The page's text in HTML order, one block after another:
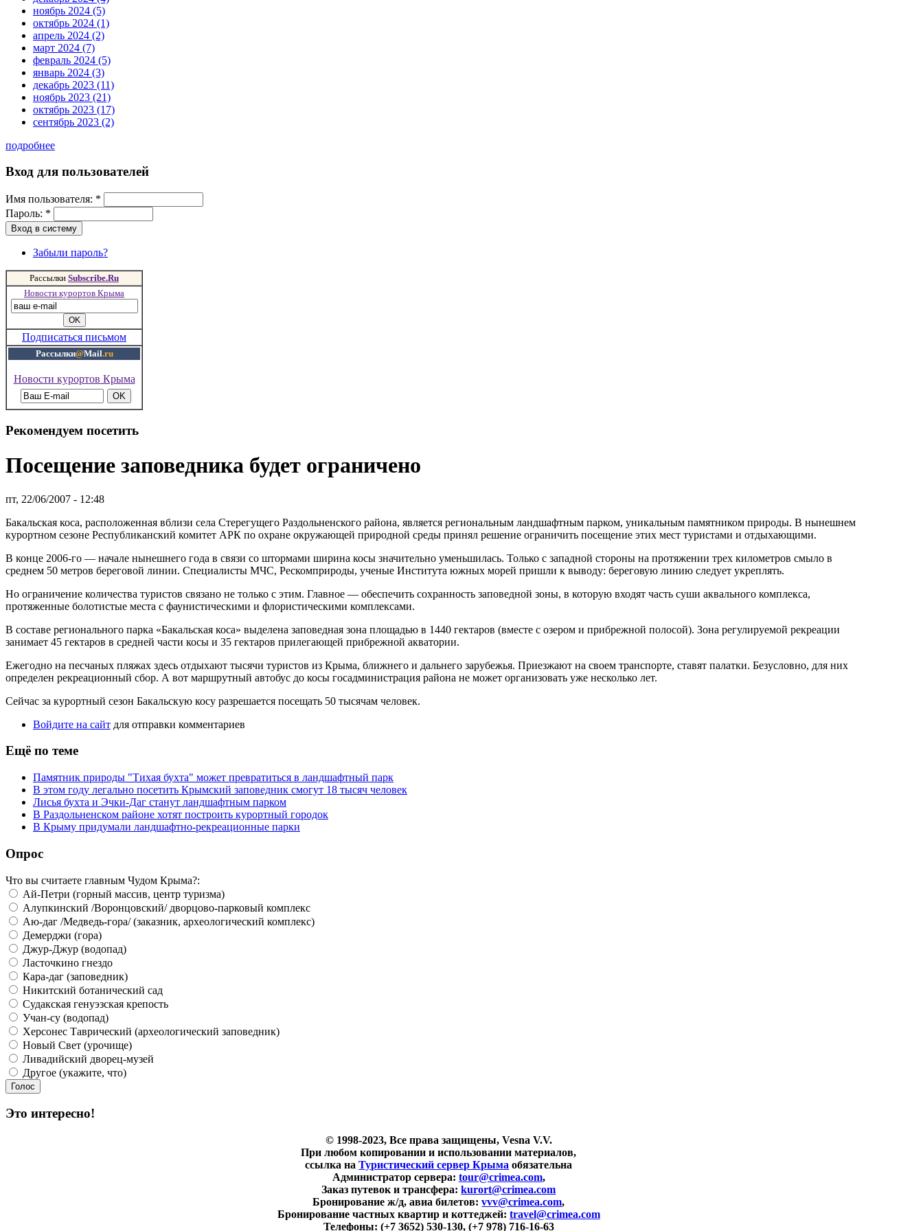
ноябрь 2024 (5)
октябрь 2024 (1)
апрель 2024 (2)
март 2024 (7)
февраль 2024 (5)
январь 2024 (3)
декабрь 2023 (11)
ноябрь 2023 (21)
октябрь 2023 (17)
сентябрь 2023 (2)
подробнее
Вход для пользователей
Имя пользователя: *
Пароль: *
Забыли пароль?
Рассылки Subscribe.Ru
Новости курортов Крыма
Подписаться письмом
Рассылки@Mail.ru
Новости курортов Крыма
Рекомендуем посетить
Посещение заповедника будет ограничено
пт, 22/06/2007 - 12:48
Бакальская коса, расположенная вблизи села Стерегущего Раздольненского района, является региональным ландшафтным парком, уникальным памятником природы. В нынешнем
курортном сезоне Республиканский комитет АРК по охране окружающей природной среды принял решение ограничить посещение этих мест туристами и отдыхающими.
В конце 2006-го — начале нынешнего года в связи со штормами ширина косы значительно уменьшилась. Только с западной стороны на протяжении трех километров смыло в
среднем 50 метров береговой линии. Специалисты МЧС, Рескомприроды, ученые Института южных морей пришли к выводу: береговую линию следует укреплять.
Но ограничение количества туристов связано не только с этим. Главное — обеспечить сохранность заповедной зоны, в которую входят часть суши аквального комплекса,
протяженные болотистые места с фаунистическими и флористическими комплексами.
В составе регионального парка «Бакальская коса» выделена заповедная зона площадью в 1440 гектаров (вместе с озером и прибрежной полосой). Зона регулируемой рекреации
занимает 45 гектаров в средней части косы и 35 гектаров прилегающей прибрежной акватории.
Ежегодно на песчаных пляжах здесь отдыхают тысячи туристов из Крыма, ближнего и дальнего зарубежья. Приезжают на своем транспорте, ставят палатки. Безусловно, для них
определен рекреационный сбор. А вот маршрутный автобус до косы госадминистрация района не может организовать уже несколько лет.
Сейчас за курортный сезон Бакальскую косу разрешается посещать 50 тысячам человек.
Войдите на сайт для отправки комментариев
Ещё по теме
Памятник природы "Тихая бухта" может превратиться в ландшафтный парк
В этом году легально посетить Крымский заповедник смогут 18 тысяч человек
Лисья бухта и Эчки-Даг станут ландшафтным парком
В Раздольненском районе хотят построить курортный городок
В Крыму придумали ландшафтно-рекреационные парки
Опрос
Что вы считаете главным Чудом Крыма?:
Ай-Петри (горный массив, центр туризма)
Алупкинский /Воронцовский/ дворцово-парковый комплекс
Аю-даг /Медведь-гора/ (заказник, археологический комплекс)
Демерджи (гора)
Джур-Джур (водопад)
Ласточкино гнездо
Кара-даг (заповедник)
Никитский ботанический сад
Судакская генуэзская крепость
Учан-су (водопад)
Херсонес Таврический (археологический заповедник)
Новый Свет (урочище)
Ливадийский дворец-музей
Другое (укажите, что)
Это интересно!
© 1998-2023, Все права защищены, Vesna V.V.
При любом копировании и использовании материалов,
ссылка наТуристический сервер Крыма обязательна
Администратор сервера: tour@crimea.com,
Заказ путевок и трансфера:kurort@crimea.com
Бронирование ж/д, авиа билетов:vvv@crimea.com,
Бронирование частных квартир и коттеджей: travel@crimea.com
Телефоны: (+7 3652) 530-130, (+7 978) 716-16-63